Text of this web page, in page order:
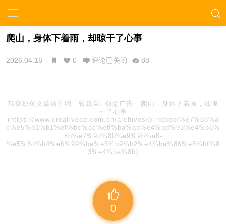
爬山，身体下着雨，却晾干了心事
2026.04.16 0 评论已关闭 88
转载原创文章请注明，转载自: 创意广告 - 爬山，身体下着雨，却晾
干了心事
(https://www.creativead.com.cn/archives/blindbox/%e7%88%a
c%e5%b1%b1%ef%bc%8c%e8%ba%ab%e4%bd%93%e4%b8%
8b%e7%9d%80%e9%9b%a8-
%e5%8d%b4%e6%99%be%e5%b9%b2%e4%ba%86%e5%bf%8
3%e4%ba%8b)
0